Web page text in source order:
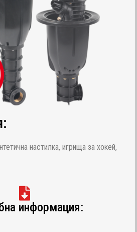
настилка, игрища за хокей,
информация: